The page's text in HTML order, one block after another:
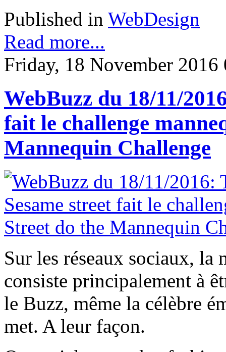
Published in WebDesign
Read more...
Friday, 18 November 2016
WebBuzz du 18/11/
fait le challenge
Mannequin Challenge
Sur les réseaux sociaux, la
consiste principalement à
le Buzz, même la célèbre
met. A leur façon.